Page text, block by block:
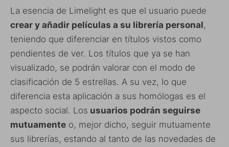
La esencia de Limelight es que el usuario puede
crear y añadir películas a su librería personal,
teniendo que diferenciar en títulos vistos como
pendientes de ver. Los títulos que ya se han
visualizado, se podrán valorar con el modo de
clasificación de 5 estrellas. A su vez, lo que
diferencia esta aplicación a sus homólogas es el
aspecto social. Los usuarios podrán seguirse
mutuamente o, mejor dicho, seguir mutuamente
sus librerías, estando al tanto de las novedades de